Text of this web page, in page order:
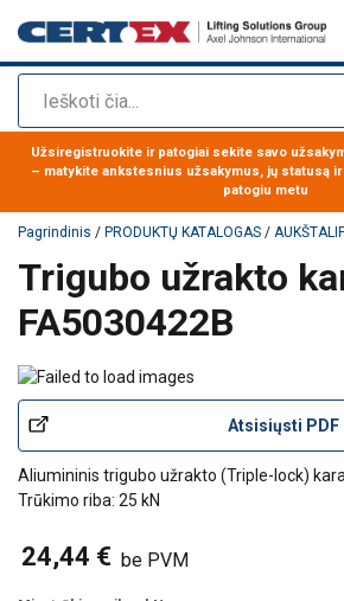
Paieška
Produktas buvo pridėtas prie jūsų užklausos
Užsiregistruokite ir patogiai sekite savo
– matykite ankstesnius užsakymus, jų statusą
patogiu metu
Pagrindinis / PRODUKTŲ KATALOGAS /
Trigubo užrakto
FA5030422B
Atsisiųsti PDF
Aliumininis trigubo užrakto (Triple-lock)
Trūkimo riba: 25 kN
24,44 € be PVM